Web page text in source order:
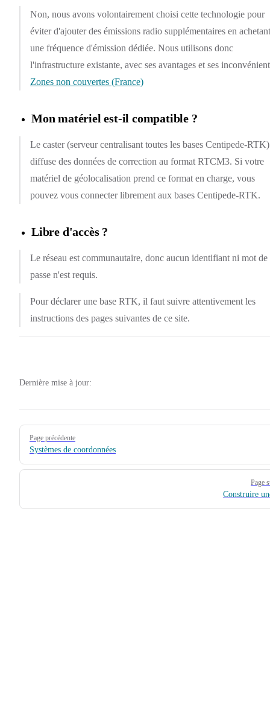
Non, nous avons volontairement choisi cette technologie pour
éviter d'ajouter des émissions radio supplémentaires en achetant
une fréquence d'émission dédiée. Nous utilisons donc
l'infrastructure existante, avec ses avantages et ses
Zones non couvertes (France)
Mon matériel est-il compatible ?
Le caster (serveur centralisant toutes les bases Centipede-RTK)
diffuse des données de correction au format RTCM3. Si votre
matériel de géolocalisation prend ce format en charge, vous
pouvez vous connecter librement aux bases Centipede-RTK.
Libre d'accès ?
Le réseau est communautaire, donc aucun identifiant ni mot de
passe n'est requis.
Pour déclarer une base RTK, il faut suivre attentivement les
instructions des pages suivantes de ce site.
Dernière mise à jour:
Pager
Page précédente
Systèmes de coordonnées
Page
Construire